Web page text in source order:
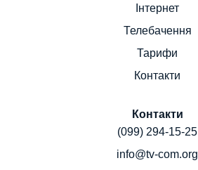
Інтернет
Телебачення
Тарифи
Контакти
Контакти
(099) 294-15-25
info@tv-com.org